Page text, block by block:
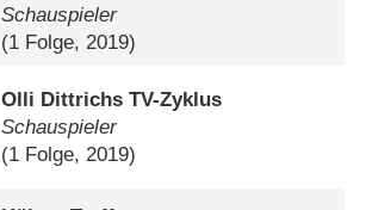
Schauspieler
(1 Folge, 2019)
Olli Dittrichs TV-Zyklus
Schauspieler
(1 Folge, 2019)